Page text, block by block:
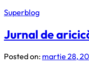
Superblog
Jurnal de
Posted on: martie 28,